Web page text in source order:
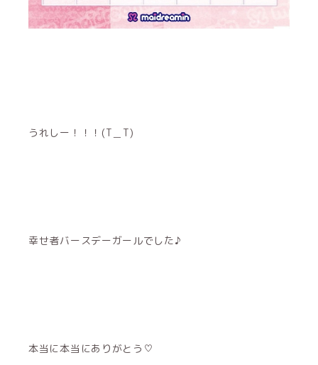
うれしー！！！(T＿T)
幸せ者バースデーガールでした♪
本当に本当にありがとう♡